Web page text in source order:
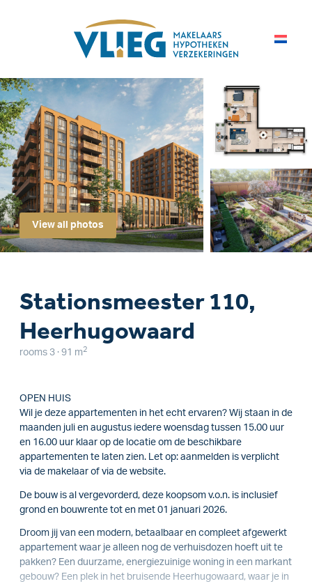
View all photos
Stationsmeester 110,
Heerhugowaard
rooms 3 · 91 m 2
OPEN HUIS
Wil je deze appartementen in het echt ervaren? Wij staan in de
maanden juli en augustus iedere woensdag tussen 15.00 uur
en 16.00 uur klaar op de locatie om de beschikbare
appartementen te laten zien. Let op: aanmelden is verplicht
via de makelaar of via de website.
De bouw is al vergevorderd, deze koopsom v.o.n. is inclusief
grond en bouwrente tot en met 01 januari 2026.
Droom jij van een modern, betaalbaar en compleet afgewerkt
appartement waar je alleen nog de verhuisdozen hoeft uit te
pakken? Een duurzame, energiezuinige woning in een markant
gebouw? Een plek in het bruisende Heerhugowaard, waar je in